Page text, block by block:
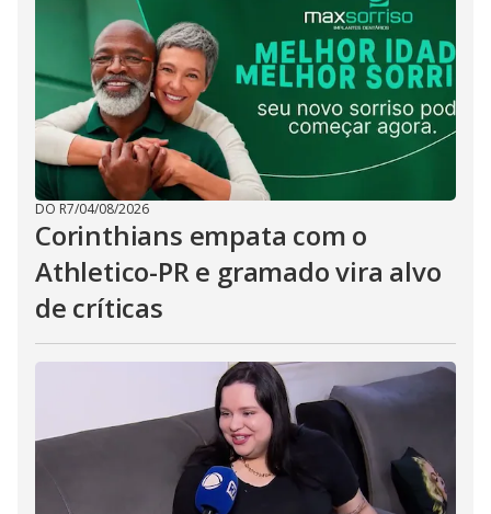
DO R7/04/08/2026
Corinthians empata com o
Athletico-PR e gramado vira alvo
de críticas